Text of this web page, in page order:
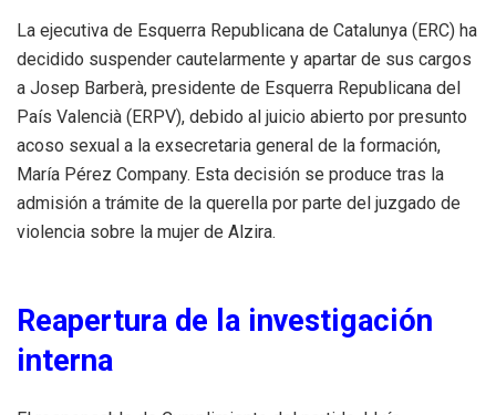
La ejecutiva de Esquerra Republicana de Catalunya (ERC) ha
decidido suspender cautelarmente y apartar de sus cargos
a Josep Barberà, presidente de Esquerra Republicana del
País Valencià (ERPV), debido al juicio abierto por presunto
acoso sexual a la exsecretaria general de la formación,
María Pérez Company. Esta decisión se produce tras la
admisión a trámite de la querella por parte del juzgado de
violencia sobre la mujer de Alzira. ​
Reapertura de la investigación
interna